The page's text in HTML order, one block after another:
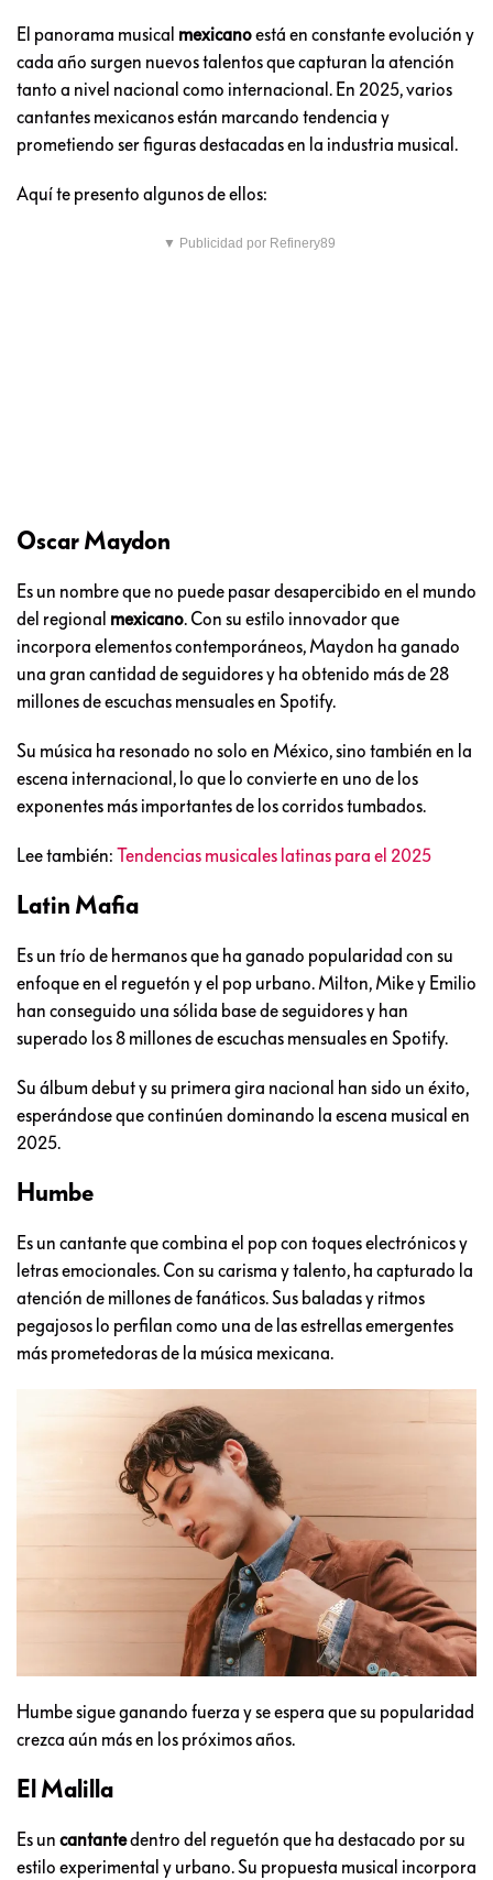
El panorama musical mexicanoestá en constante evolución y
cada año surgen nuevos talentos que capturan la atención
tanto a nivel nacional como internacional. En 2025, varios
cantantes mexicanos están marcando tendencia y
prometiendo ser figuras destacadas en la industria musical.
Aquí te presento algunos de ellos:
▼ Publicidad por Refinery89
Oscar Maydon
Es un nombre que no puede pasar desapercibido en el mundo
del regional mexicano. Con su estilo innovador que
incorpora elementos contemporáneos, Maydon ha ganado
una gran cantidad de seguidores y ha obtenido más de 28
millones de escuchas mensuales en Spotify.
Su música ha resonado no solo en México, sino también en la
escena internacional, lo que lo convierte en uno de los
exponentes más importantes de los corridos tumbados.
Lee también: Tendencias musicales latinas para el 2025
Latin Mafia
Es un trío de hermanos que ha ganado popularidad con su
enfoque en el reguetón y el pop urbano. Milton, Mike y Emilio
han conseguido una sólida base de seguidores y han
superado los 8 millones de escuchas mensuales en Spotify.
Su álbum debut y su primera gira nacional han sido un éxito,
esperándose que continúen dominando la escena musical en
2025.
Humbe
Es un cantante que combina el pop con toques electrónicos y
letras emocionales. Con su carisma y talento, ha capturado la
atención de millones de fanáticos. Sus baladas y ritmos
pegajosos lo perfilan como una de las estrellas emergentes
más prometedoras de la música mexicana.
Humbe sigue ganando fuerza y se espera que su popularidad
crezca aún más en los próximos años.
El Malilla
Es un cantantedentro del reguetón que ha destacado por su
estilo experimental y urbano. Su propuesta musical incorpora